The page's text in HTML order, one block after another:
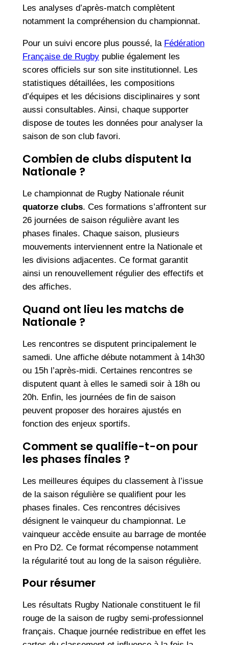
Les analyses d’après-match complètent
notamment la compréhension du championnat.
Pour un suivi encore plus poussé, la Fédération
Française de Rugbypublie également les
scores officiels sur son site institutionnel. Les
statistiques détaillées, les compositions
d’équipes et les décisions disciplinaires y sont
aussi consultables. Ainsi, chaque supporter
dispose de toutes les données pour analyser la
saison de son club favori.
Combien de clubs disputent la
Nationale ?
Le championnat de Rugby Nationale réunit
quatorze clubs. Ces formations s’affrontent sur
26 journées de saison régulière avant les
phases finales. Chaque saison, plusieurs
mouvements interviennent entre la Nationale et
les divisions adjacentes. Ce format garantit
ainsi un renouvellement régulier des effectifs et
des affiches.
Quand ont lieu les matchs de
Nationale ?
Les rencontres se disputent principalement le
samedi. Une affiche débute notamment à 14h30
ou 15h l’après-midi. Certaines rencontres se
disputent quant à elles le samedi soir à 18h ou
20h. Enfin, les journées de fin de saison
peuvent proposer des horaires ajustés en
fonction des enjeux sportifs.
Comment se qualifie-t-on pour
les phases finales ?
Les meilleures équipes du classement à l’issue
de la saison régulière se qualifient pour les
phases finales. Ces rencontres décisives
désignent le vainqueur du championnat. Le
vainqueur accède ensuite au barrage de montée
en Pro D2. Ce format récompense notamment
la régularité tout au long de la saison régulière.
Pour résumer
Les résultats Rugby Nationale constituent le fil
rouge de la saison de rugby semi-professionnel
français. Chaque journée redistribue en effet les